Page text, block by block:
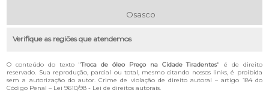
Osasco
Verifique as regiões que atendemos
O conteúdo do texto "Troca de óleo Preço na Cidade Tiradentes" é de direito
reservado. Sua reprodução, parcial ou total, mesmo citando nossos links, é proibida
sem a autorização do autor. Crime de violação de direito autoral – artigo 184 do
Código Penal – Lei 9610/98 - Lei de direitos autorais.